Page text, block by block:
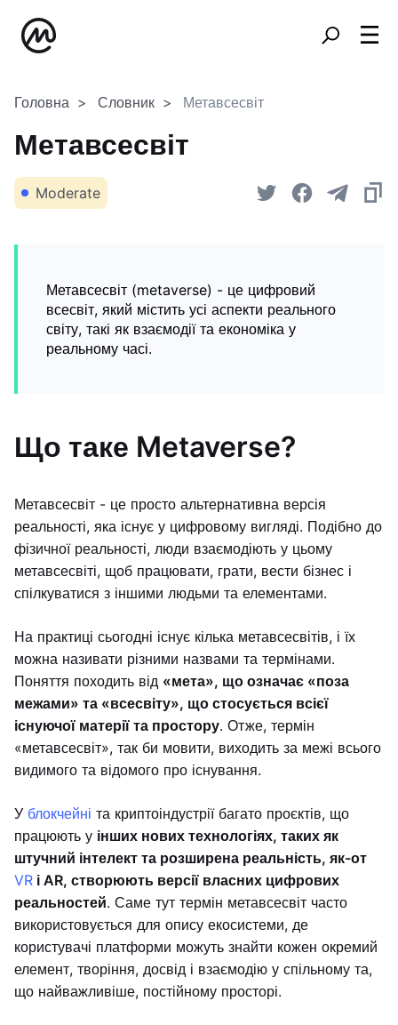
Головна Словник Метавсесвіт
Метавсесвіт
Moderate
Метавсесвіт (metaverse) - це цифровий
всесвіт, який містить усі аспекти реального
світу, такі як взаємодії та економіка у
реальному часі.
Що таке Metaverse?
Метавсесвіт - це просто альтернативна версія
реальності, яка існує у цифровому вигляді. Подібно до
фізичної реальності, люди взаємодіють у цьому
метавсесвіті, щоб працювати, грати, вести бізнес і
спілкуватися з іншими людьми та елементами.
На практиці сьогодні існує кілька метавсесвітів, і їх
можна називати різними назвами та термінами.
Поняття походить від «мета», що означає «поза
межами» та «всесвіту», що стосується всієї
існуючої матерії та простору. Отже, термін
«метавсесвіт», так би мовити, виходить за межі всього
видимого та відомого про існування.
У блокчейні та криптоіндустрії багато проєктів, що
працюють у інших нових технологіях, таких як
штучний інтелект та розширена реальність, як-от
VR і AR, створюють версії власних цифрових
реальностей. Саме тут термін метавсесвіт часто
використовується для опису екосистеми, де
користувачі платформи можуть знайти кожен окремий
елемент, творіння, досвід і взаємодію у спільному та,
що найважливіше, постійному просторі.